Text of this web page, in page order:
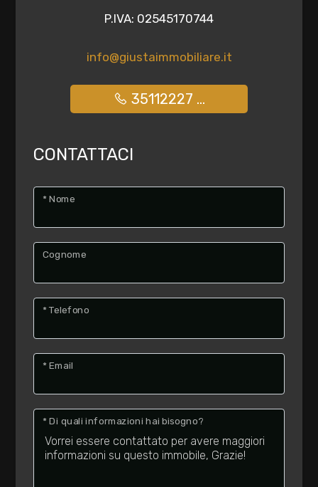
P.IVA: 02545170744
info@giustaimmobiliare.it
35112227 ...
CONTATTACI
* Nome
Cognome
* Telefono
* Email
* Di quali informazioni hai bisogno?
Nuova costruzione
Lusso